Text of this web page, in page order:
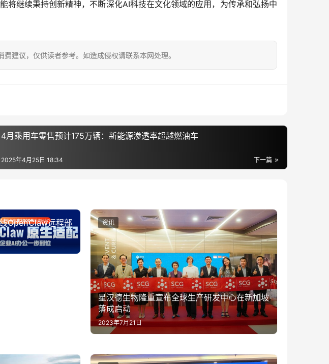
继续秉持创新精神，不断深化AI科技在文化领域的应用，为传承和弘扬中
建议，仅供读者参考。如造成侵权请联系本网处理。
4月乘用车零售预计175万辆：新能源渗透率超越燃油车
下一篇
2025年4月25日 18:34
OpenClaw远程部
星汉德生物隆重宣布全球生产研发中心在新加坡
落成启动
2023年7月21日
资讯